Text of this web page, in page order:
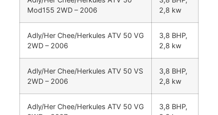
Mod155 2WD – 2006
2,8 kw
Adly/Her Chee/Herkules ATV 50 VG
2WD – 2006
3,8 BHP,
2,8 kw
Adly/Her Chee/Herkules ATV 50 VS
2WD – 2006
3,8 BHP,
2,8 kw
Adly/Her Chee/Herkules ATV 50 VG
3,8 BHP,